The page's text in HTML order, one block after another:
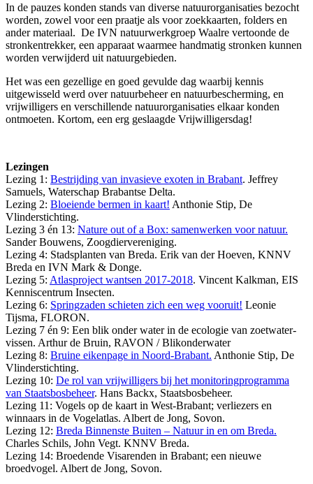
In de pauzes konden stands van diverse natuurorganisaties bezocht
worden, zowel voor een praatje als voor zoekkaarten, folders en
ander materiaal. De IVN natuurwerkgroep Waalre vertoonde de
stronkentrekker, een apparaat waarmee handmatig stronken kunnen
worden verwijderd uit natuurgebieden.
Het was een gezellige en goed gevulde dag waarbij kennis
uitgewisseld werd over natuurbeheer en natuurbescherming, en
vrijwilligers en verschillende natuurorganisaties elkaar konden
ontmoeten. Kortom, een erg geslaagde Vrijwilligersdag!
Lezingen
Lezing 1: Bestrijding van invasieve exoten in Brabant. Jeffrey
Samuels, Waterschap Brabantse Delta.
Lezing 2: Bloeiende bermen in kaart! Anthonie Stip, De
Vlinderstichting.
Lezing 3 én 13: Nature out of a Box: samenwerken voor natuur.
Sander Bouwens, Zoogdiervereniging.
Lezing 4: Stadsplanten van Breda. Erik van der Hoeven, KNNV
Breda en IVN Mark & Donge.
Lezing 5: Atlasproject wantsen 2017-2018. Vincent Kalkman, EIS
Kenniscentrum Insecten.
Lezing 6: Springzaden schieten zich een weg vooruit! Leonie
Tijsma, FLORON.
Lezing 7 én 9: Een blik onder water in de ecologie van zoetwater-
vissen. Arthur de Bruin, RAVON / Blikonderwater
Lezing 8: Bruine eikenpage in Noord-Brabant. Anthonie Stip, De
Vlinderstichting.
Lezing 10: De rol van vrijwilligers bij het monitoringprogramma
van Staatsbosbeheer. Hans Backx, Staatsbosbeheer.
Lezing 11: Vogels op de kaart in West-Brabant; verliezers en
winnaars in de Vogelatlas. Albert de Jong, Sovon.
Lezing 12: Breda Binnenste Buiten – Natuur in en om Breda.
Charles Schils, John Vegt. KNNV Breda.
Lezing 14: Broedende Visarenden in Brabant; een nieuwe
broedvogel. Albert de Jong, Sovon.